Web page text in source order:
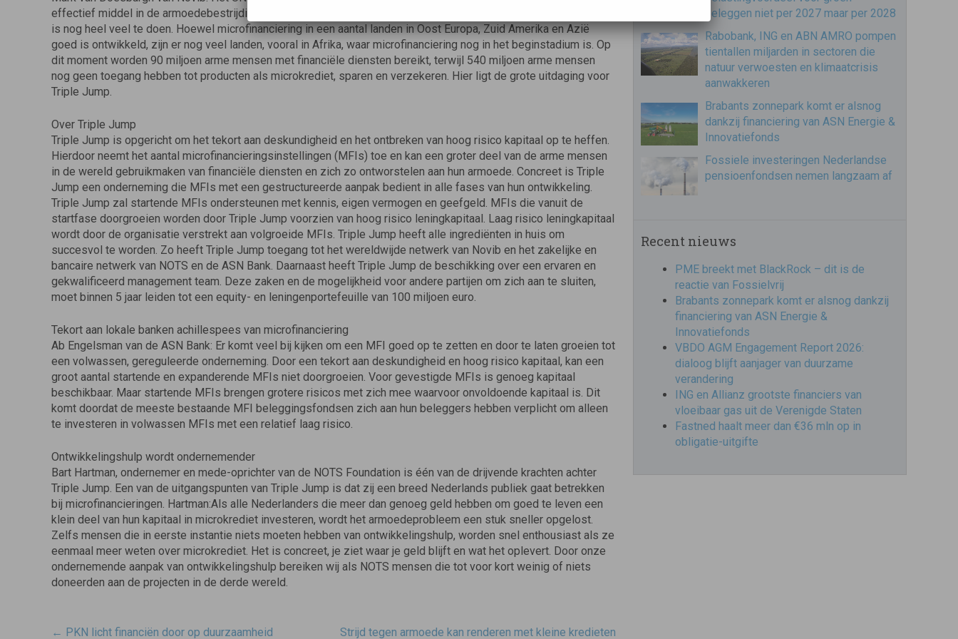
effectief middel in de armoedebestrijding, succesvol bij een breed publiek onder de aandacht gebracht. Maar er
is nog heel veel te doen. Hoewel microfinanciering in een aantal landen in Oost Europa, Zuid Amerika en Azië
goed is ontwikkeld, zijn er nog veel landen, vooral in Afrika, waar microfinanciering nog in het beginstadium is. Op
dit moment worden 90 miljoen arme mensen met financiële diensten bereikt, terwijl 540 miljoen arme mensen
nog geen toegang hebben tot producten als microkrediet, sparen en verzekeren. Hier ligt de grote uitdaging voor
Triple Jump.
Over Triple Jump
Triple Jump is opgericht om het tekort aan deskundigheid en het ontbreken van hoog risico kapitaal op te heffen.
Hierdoor neemt het aantal microfinancieringsinstellingen (MFIs) toe en kan een groter deel van de arme mensen
in de wereld gebruikmaken van financiële diensten en zich zo ontworstelen aan hun armoede. Concreet is Triple
Jump een onderneming die MFIs met een gestructureerde aanpak bedient in alle fases van hun ontwikkeling.
Triple Jump zal startende MFIs ondersteunen met kennis, eigen vermogen en geefgeld. MFIs die vanuit de
startfase doorgroeien worden door Triple Jump voorzien van hoog risico leningkapitaal. Laag risico leningkapitaal
wordt door de organisatie verstrekt aan volgroeide MFIs. Triple Jump heeft alle ingrediënten in huis om
succesvol te worden. Zo heeft Triple Jump toegang tot het wereldwijde netwerk van Novib en het zakelijke en
bancaire netwerk van NOTS en de ASN Bank. Daarnaast heeft Triple Jump de beschikking over een ervaren en
gekwalificeerd management team. Deze zaken en de mogelijkheid voor andere partijen om zich aan te sluiten,
moet binnen 5 jaar leiden tot een equity- en leningenportefeuille van 100 miljoen euro.
Tekort aan lokale banken achillespees van microfinanciering
Ab Engelsman van de ASN Bank: Er komt veel bij kijken om een MFI goed op te zetten en door te laten groeien tot
een volwassen, gereguleerde onderneming. Door een tekort aan deskundigheid en hoog risico kapitaal, kan een
groot aantal startende en expanderende MFIs niet doorgroeien. Voor gevestigde MFIs is genoeg kapitaal
beschikbaar. Maar startende MFIs brengen grotere risicos met zich mee waarvoor onvoldoende kapitaal is. Dit
komt doordat de meeste bestaande MFI beleggingsfondsen zich aan hun beleggers hebben verplicht om alleen
te investeren in volwassen MFIs met een relatief laag risico.
Ontwikkelingshulp wordt ondernemender
Bart Hartman, ondernemer en mede-oprichter van de NOTS Foundation is één van de drijvende krachten achter
Triple Jump. Een van de uitgangspunten van Triple Jump is dat zij een breed Nederlands publiek gaat betrekken
bij microfinancieringen. Hartman:Als alle Nederlanders die meer dan genoeg geld hebben om goed te leven een
klein deel van hun kapitaal in microkrediet investeren, wordt het armoedeprobleem een stuk sneller opgelost.
Zelfs mensen die in eerste instantie niets moeten hebben van ontwikkelingshulp, worden snel enthousiast als ze
eenmaal meer weten over microkrediet. Het is concreet, je ziet waar je geld blijft en wat het oplevert. Door onze
ondernemende aanpak van ontwikkelingshulp bereiken wij als NOTS mensen die tot voor kort weinig of niets
doneerden aan de projecten in de derde wereld.
Post
← PKN licht financiën door op duurzaamheid Strijd tegen armoede kan renderen met kleine kredieten
beleggen niet per 2027 maar per 2028
Rabobank, ING en ABN AMRO pompen
tientallen miljarden in sectoren die
natuur verwoesten en klimaatcrisis
aanwakkeren
Brabants zonnepark komt er alsnog
dankzij financiering van ASN Energie &
Innovatiefonds
Fossiele investeringen Nederlandse
pensioenfondsen nemen langzaam af
Recent nieuws
PME breekt met BlackRock – dit is de
reactie van Fossielvrij
Brabants zonnepark komt er alsnog dankzij
financiering van ASN Energie &
Innovatiefonds
VBDO AGM Engagement Report 2026:
dialoog blijft aanjager van duurzame
verandering
ING en Allianz grootste financiers van
vloeibaar gas uit de Verenigde Staten
Fastned haalt meer dan €36 mln op in
obligatie-uitgifte